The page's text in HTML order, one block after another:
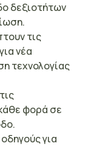
δεξιοτήτων
τις
νέα
τεχνολογίας
φορά σε
για